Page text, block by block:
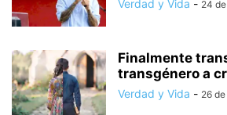
Verdad y Vida - 24
Finalmente
transgénero a
Verdad y Vida - 26